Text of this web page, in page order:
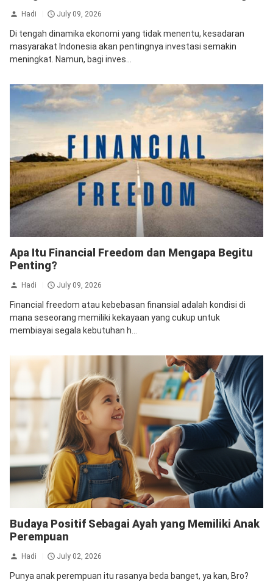
Hadi July 09, 2026
Di tengah dinamika ekonomi yang tidak menentu, kesadaran
masyarakat Indonesia akan pentingnya investasi semakin
meningkat. Namun, bagi inves...
Apa Itu Financial Freedom dan Mengapa Begitu
Penting?
Hadi July 09, 2026
Financial freedom atau kebebasan finansial adalah kondisi di
mana seseorang memiliki kekayaan yang cukup untuk
membiayai segala kebutuhan h...
Budaya Positif Sebagai Ayah yang Memiliki Anak
Perempuan
Hadi July 02, 2026
Punya anak perempuan itu rasanya beda banget, ya kan, Bro?